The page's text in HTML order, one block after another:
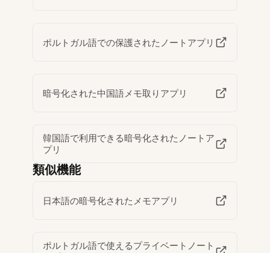
ポルトガル語での保護されたノートアプリ
暗号化された中国語メモ取りアプリ
韓国語で利用できる暗号化されたノートア
プリ
類似機能
日本語の暗号化されたメモアプリ
ポルトガル語で使えるプライベートノート